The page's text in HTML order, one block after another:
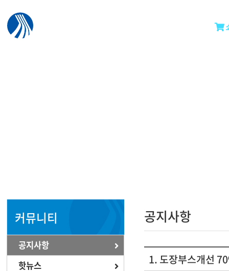
커뮤니티
공지사항
핫뉴스
공지사항
1. 도장부스개선